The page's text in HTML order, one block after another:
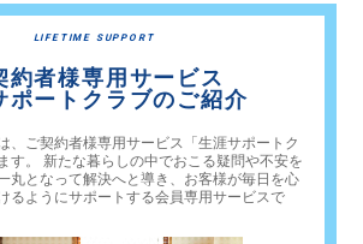
LIFETIME SUPPORT
約者様専用サービス
ポートクラブのご紹介
、ご契約者様専用サービス「生涯サポートク
す。 新たな暮らしの中でおこる疑問や不安を
丸となって解決へと導き、お客様が毎日を心
るようにサポートする会員専用サービスで